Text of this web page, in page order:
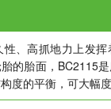
、高抓地力上发
的胎面，BC2115
度的平衡，可大幅度